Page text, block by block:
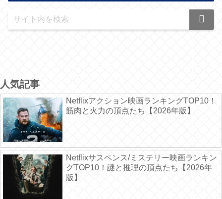
人気記事
Netflixアクション映画ランキングTOP10！
筋肉と火力の頂点たち【2026年版】
Netflixサスペンス/ミステリー映画ランキン
グTOP10！謎と推理の頂点たち【2026年
版】